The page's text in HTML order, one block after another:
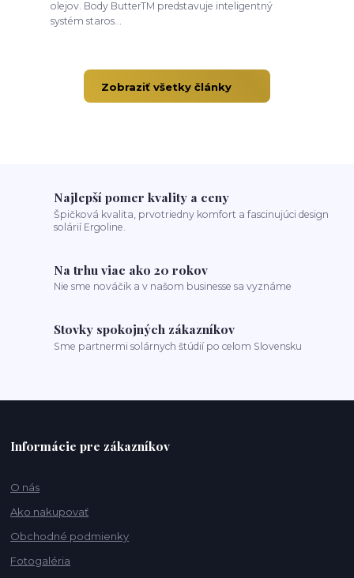
olejov. Body ButterTM predstavuje inteligentný
systém staros...
Zobraziť všetky články
Najlepší pomer kvality a ceny
Špičková kvalita, prvotriedny komfort a fascinujúci design
solárií Ergoline.
Na trhu viac ako 20 rokov
Nie sme nováčik a v našom businesse sa vyznáme
Stovky spokojných zákazníkov
Sme partnermi solárnych štúdií po celom Slovensku
Informácie pre zákazníkov
O nás
Ako nakupovať
Obchodné podmienky
Fotogaléria